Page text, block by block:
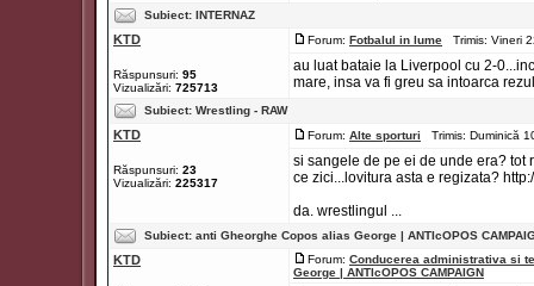
Subiect: INTERNAZ
KTD
Răspunsuri: 95
Vizualizări: 725713
Forum: Fotbalul in lume Trimis: Vineri
au luat bataie la Liverpool cu 2-
mare, insa va fi greu sa intoarca
Subiect: Wrestling - RAW
KTD
Răspunsuri: 23
Vizualizări: 225317
Forum: Alte sporturi Trimis: Duminică
si sangele de pe ei de unde era? tot
ce zici...lovitura asta e regizata?
da. wrestlingul ...
Subiect: anti Gheorghe Copos alias George | ANTIcOPOS
KTD Forum: Conducerea administrativa si
George | ANTIcOPOS CAMPAIGN